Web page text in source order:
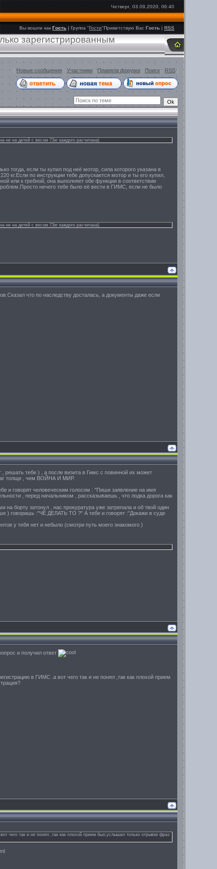
Четверг, 03.09.2020, 06:40
Вы вошли как Гость|Группа"Гости"Приветствую Вас Гость |RSS
зарегистрированным
[ Новые сообщения Участники ·Правила форума· Поиск · RSS]
не на детей с весом 73кг каждого расчитана)
тогда, если ты купил под неё мотор, сила которого указана в
кг.Если по инструкции тебе допускается мотор и ты его купил,
или к гребной, она выполняет обе функции в соответствии
нечего тебе было её вести в ГИМС, если не было
не на детей с весом 73кг каждого расчитана)
что по наследству досталась, а документы даже если
решать тебе ) , а после визита в Гимс с повинной их может
толще , чем ВОЙНА И МИР.
и говорят человеческим голосом : "Пиши заявление на имя
, перед начальником , рассказываешь , что лодка дорога как
борту затонул , нас прокуратура уже затрепала и об твой один
говоришь :"ЧЁ ДЕЛАТЬ ТО ?" А тебе и говорят :"Докажи в суде
у тебя нет и небыло (смотри путь моего знакомого )
и получил ответ
в ГИМС .а вот чего так и не понял ,так как плохой прием
чего так и не понял ,так как плохой прием был,услышал только отрывки фраз